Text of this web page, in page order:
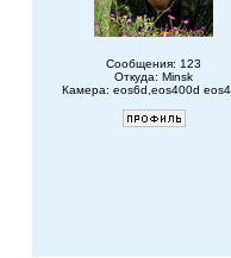
Сообщения: 123
Откуда: Minsk
Камера: eos6d,eos400d